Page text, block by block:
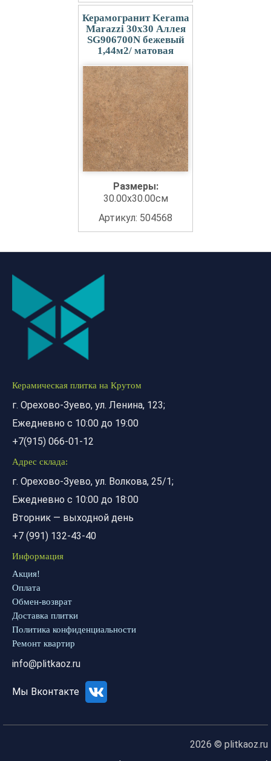
Керамогранит Kerama
Marazzi 30x30 Аллея
SG906700N бежевый
1,44м2/ матовая
Размеры:
30.00x30.00см
Артикул: 504568
Керамическая плитка на Крутом
г. Орехово-Зуево, ул. Ленина, 123;
Ежедневно с 10:00 до 19:00
+7(915) 066-01-12
Адрес склада:
г. Орехово-Зуево, ул. Волкова, 25/1;
Ежедневно с 10:00 до 18:00
Вторник — выходной день
+7 (991) 132-43-40
Информация
Акция!
Оплата
Обмен-возврат
Доставка плитки
Политика конфиденциальности
Ремонт квартир
info@plitkaoz.ru
Мы Вконтакте
2026 © plitkaoz.ru